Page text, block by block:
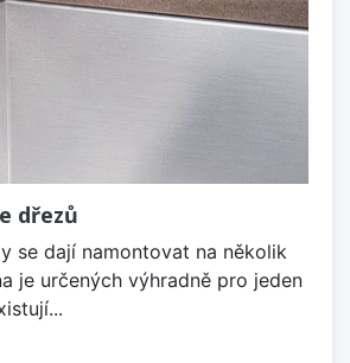
dřezů
se dají namontovat na několik
je určených výhradně pro jeden